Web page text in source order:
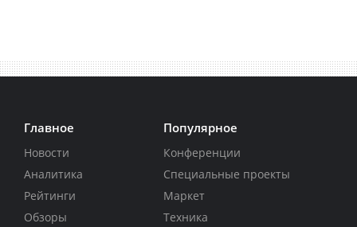
Главное
Новости
Аналитика
Рейтинги
Обзоры
Популярное
Конференции
Специальные проекты
Маркет
Техника